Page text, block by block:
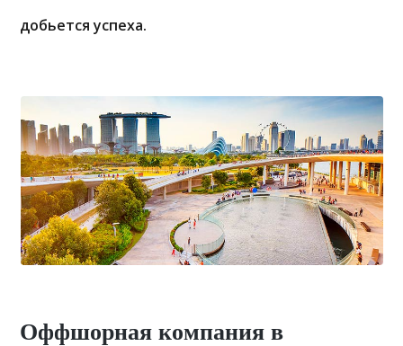
добьется успеха.
Оффшорная компания в